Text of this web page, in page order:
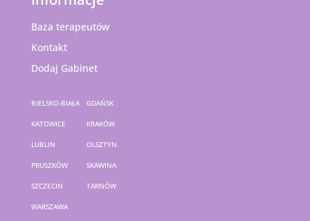
Baza terapeutów
Kontakt
Dodaj Gabinet
BIELSKO-BIAŁA GDAŃSK
KATOWICE KRAKÓW
LUBLIN OLSZTYN
PRUSZKÓW SKAWINA
SZCZECIN TARNÓW
WARSZAWA